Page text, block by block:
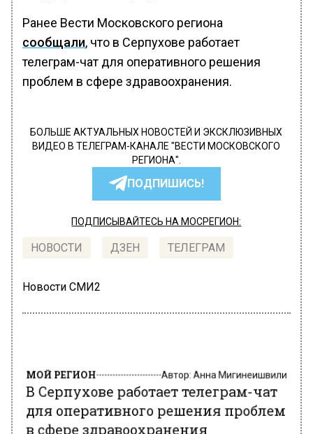
Ранее Вести Московского региона
сообщали, что в Серпухове работает
телеграм-чат для оперативного решения
проблем в сфере здравоохранения.
БОЛЬШЕ АКТУАЛЬНЫХ НОВОСТЕЙ И ЭКСКЛЮЗИВНЫХ
ВИДЕО В ТЕЛЕГРАМ-КАНАЛЕ "ВЕСТИ МОСКОВСКОГО
РЕГИОНА".
ПОДПИШИСЬ!
ПОДПИСЫВАЙТЕСЬ НА МОСРЕГИОН:
НОВОСТИ ДЗЕН ТЕЛЕГРАМ
Новости СМИ2
В Серпухове работает телеграм-чат
для оперативного решения проблем
в сфере здравоохранения